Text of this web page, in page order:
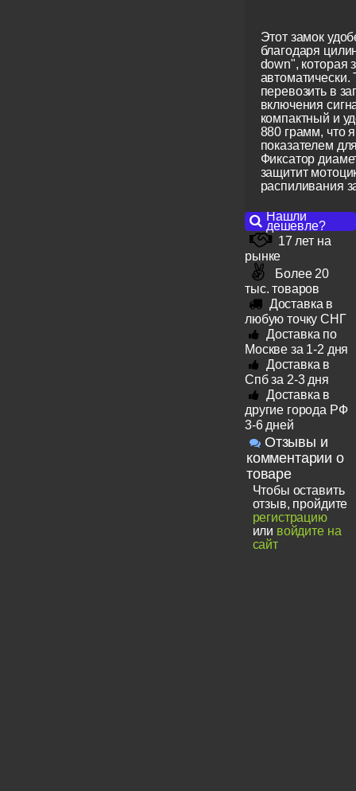
Этот замок
благодаря
down", которая
перевозить в
включения
компактный и
880 грамм, что
показателем
Фиксатор
защитит
распиливания
Нашли
дешевле?
17 лет на
рынке
Более 20
тыс. товаров
Доставка в
любую точку СНГ
Доставка по
Москве за 1-2 дня
Доставка в
Спб за 2-3 дня
Доставка в
другие города РФ
3-6 дней
Отзывы и
комментарии о
товаре
Чтобы оставить
отзыв, пройдите
регистрацию
или войдите на
сайт